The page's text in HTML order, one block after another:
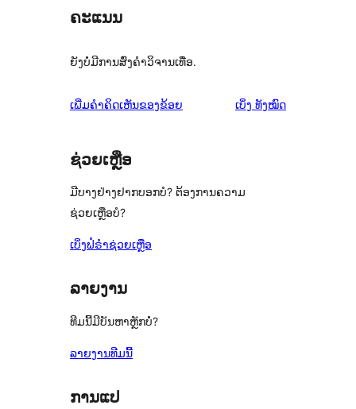
ຄະແນນ
ຍັງບໍ່ມີການສົ່ງຄຳວິຈານເທື່ອ.
ເພີ່ມຄຳຄິດເຫັນຂອງຂ້ອຍ ເບິ່ງ ຄຳ
ທັງໝົດ
ຊ່ວຍເຫຼືອ
ມີບາງຢ່າງຢາກບອກບໍ? ຕ້ອງການຄວາມ
ຊ່ວຍເຫຼືອບໍ?
ເບິ່ງຟໍຣຳຊ່ວຍເຫຼືອ
ລາຍງານ
ທີມນີ້ມີບັນຫາຫຼັກບໍ່?
ລາຍງານທີມນີ້
ການແປ